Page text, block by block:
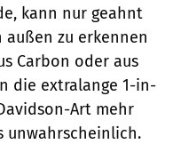
kann nur geahnt
außen zu erkennen
Carbon oder aus
die extralange 1-in-
Art mehr
unwahrscheinlich.